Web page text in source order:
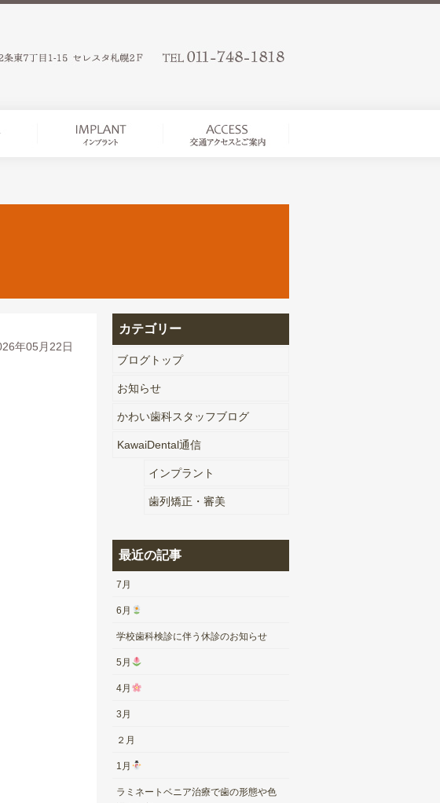
年05月22日
カテゴリー
ブログトップ
お知らせ
かわい歯科スタッフブログ
KawaiDental通信
インプラント
歯列矯正・審美
最近の記事
7月
6月
学校歯科検診に伴う休診のお知らせ
5月
4月
3月
２月
1月
ラミネートベニア治療で歯の形態や色